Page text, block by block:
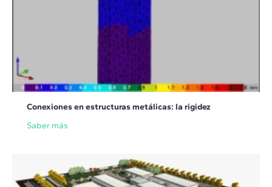
Conexiones en estructuras metálicas: la rigidez
Saber más